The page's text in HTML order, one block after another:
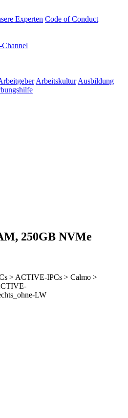
Experten Code of Conduct
Arbeitskultur Ausbildung
250GB NVMe